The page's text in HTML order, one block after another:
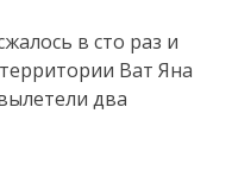
в сто раз и
Ват Яна
два